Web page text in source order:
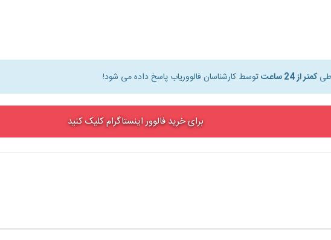
طیکمتر از 24 ساعت توسط کارشناسان فالووریاب پاسخ داده می شود!
برای خرید فالوور اینستاگرام کلیک کنید